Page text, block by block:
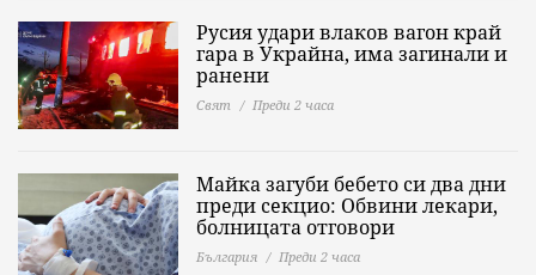
Русия удари влаков вагон край
гара в Украйна, има загинали и
ранени
Свят Преди 2 часа
Майка загуби бебето си два дни
преди секцио: Обвини лекари,
болницата отговори
България Преди 2 часа